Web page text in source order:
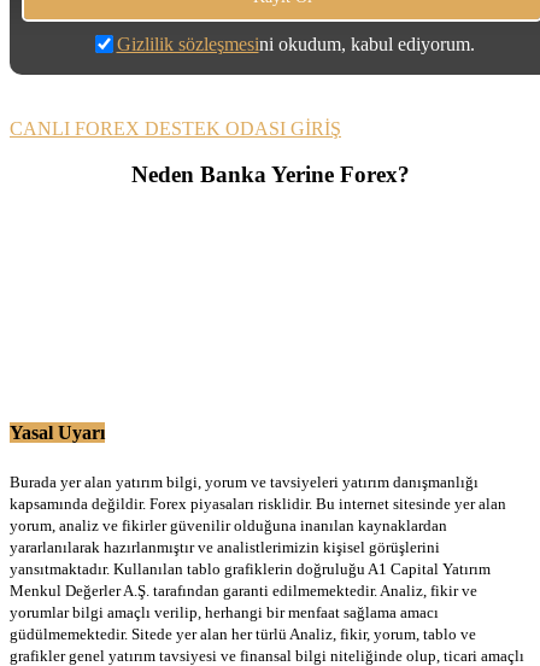
Gizlilik sözleşmesini okudum, kabul ediyorum.
CANLI FOREX DESTEK ODASI GİRİŞ
Neden Banka Yerine Forex?
Yasal Uyarı
Burada yer alan yatırım bilgi, yorum ve tavsiyeleri yatırım danışmanlığı
kapsamında değildir. Forex piyasaları risklidir. Bu internet sitesinde yer alan
yorum, analiz ve fikirler güvenilir olduğuna inanılan kaynaklardan
yararlanılarak hazırlanmıştır ve analistlerimizin kişisel görüşlerini
yansıtmaktadır. Kullanılan tablo grafiklerin doğruluğu A1 Capital Yatırım
Menkul Değerler A.Ş. tarafından garanti edilmemektedir. Analiz, fikir ve
yorumlar bilgi amaçlı verilip, herhangi bir menfaat sağlama amacı
güdülmemektedir. Sitede yer alan her türlü Analiz, fikir, yorum, tablo ve
grafikler genel yatırım tavsiyesi ve finansal bilgi niteliğinde olup, ticari amaçlı